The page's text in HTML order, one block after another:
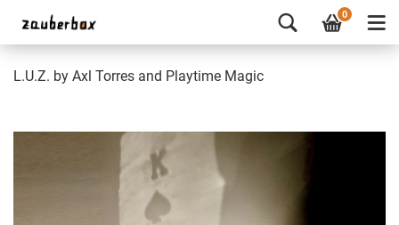
0
L.U.Z. by Axl Torres and Playtime Magic